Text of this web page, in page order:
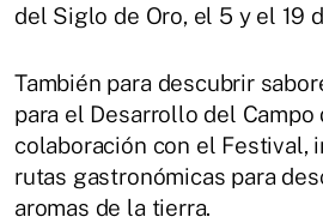
del Siglo de Oro, el 5 y el 19
También para descubrir
para el Desarrollo del Campo
colaboración con el Festival,
rutas gastronómicas para
aromas de la tierra.